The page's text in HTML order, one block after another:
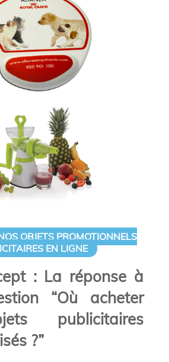
OBJETS PROMOTIONNELS
EN LIGNE
: La réponse à
“Où acheter
publicitaires
?”